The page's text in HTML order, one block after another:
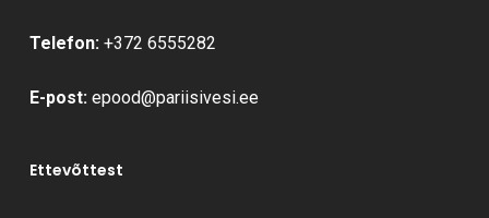
Telefon: +372 6555282
E-post: epood@pariisivesi.ee
Ettevõttest